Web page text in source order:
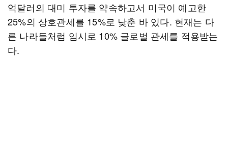
억달러의 대미 투자를 약속하고서 미국이 예고한
25%의 상호관세를 15%로 낮춘 바 있다. 현재는 다
른 나라들처럼 임시로 10% 글로벌 관세를 적용받는
다.